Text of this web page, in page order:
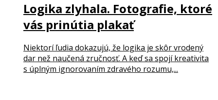
Logika zlyhala. Fotografie, ktoré
vás prinútia plakať
Niektorí ľudia dokazujú, že logika je skôr vrodený
dar než naučená zručnosť. A keď sa spojí kreativita
s úplným ignorovaním zdravého rozumu,...